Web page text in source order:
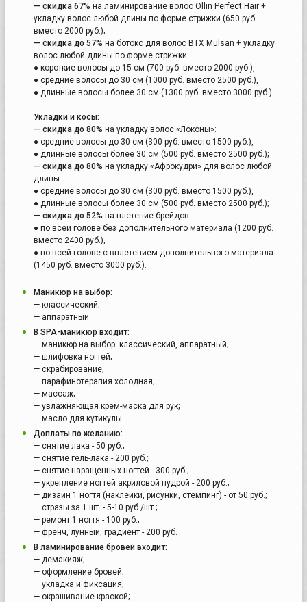
— скидка 67% на ламинирование волос Ollin Perfect Hair +
укладку волос любой длины по форме стрижки (650 руб.
вместо 2000 руб.);
— скидка до 57% на ботокс для волос BTX Mulsan + укладку
волос любой длины по форме стрижки:
● короткие волосы до 15 см (700 руб. вместо 2000 руб.),
● средние волосы до 30 см (1000 руб. вместо 2500 руб.),
● длинные волосы более 30 см (1300 руб. вместо 3000 руб.).
Укладки и косы:
— скидка до 80% на укладку волос «Локоны»:
● средние волосы до 30 см (300 руб. вместо 1500 руб.),
● длинные волосы более 30 см (500 руб. вместо 2500 руб.);
— скидка до 80% на укладку «Афрокудри» для волос любой
длины:
● средние волосы до 30 см (300 руб. вместо 1500 руб.),
● длинные волосы более 30 см (500 руб. вместо 2500 руб.);
— скидка до 52% на плетение брейдов:
● по всей голове без дополнительного материала (1200 руб.
вместо 2400 руб.),
● по всей голове с вплетением дополнительного материала
(1450 руб. вместо 3000 руб.).
Маникюр на выбор:
— классический;
— аппаратный.
В SPA-маникюр входит:
— маникюр на выбор: классический, аппаратный;
— шлифовка ногтей;
— скрабирование;
— парафинотерапия холодная;
— массаж;
— увлажняющая крем-маска для рук;
— масло для кутикулы.
Доплаты по желанию:
— снятие лака - 50 руб.;
— снятие гель-лака - 200 руб.;
— снятие наращенных ногтей - 300 руб.;
— укрепление ногтей акриловой пудрой - 200 руб.;
— дизайн 1 ногтя (наклейки, рисунки, стемпинг) - от 50 руб.;
— стразы за 1 шт. - 5-10 руб./шт.;
— ремонт 1 ногтя - 100 руб.;
— френч, лунный, градиент - 200 руб.
В ламинирование бровей входит:
— демакияж;
— оформление бровей;
— укладка и фиксация;
— окрашивание краской;